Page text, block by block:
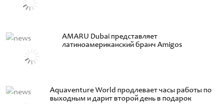
AMARU Dubai представляет
латиноамериканский бранч Amigos
Aquaventure World продлевает часы работы по
выходным и дарит второй день в подарок